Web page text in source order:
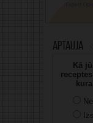
Aptauja
Kā